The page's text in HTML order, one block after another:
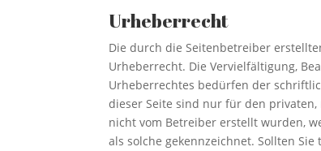
Urheberrecht
Die durch die Seitenbetreiber
Urheberrecht. Die Vervielfältigung,
Urheberrechtes bedürfen der
dieser Seite sind nur für den
nicht vom Betreiber erstellt wurden,
als solche gekennzeichnet. Sollten